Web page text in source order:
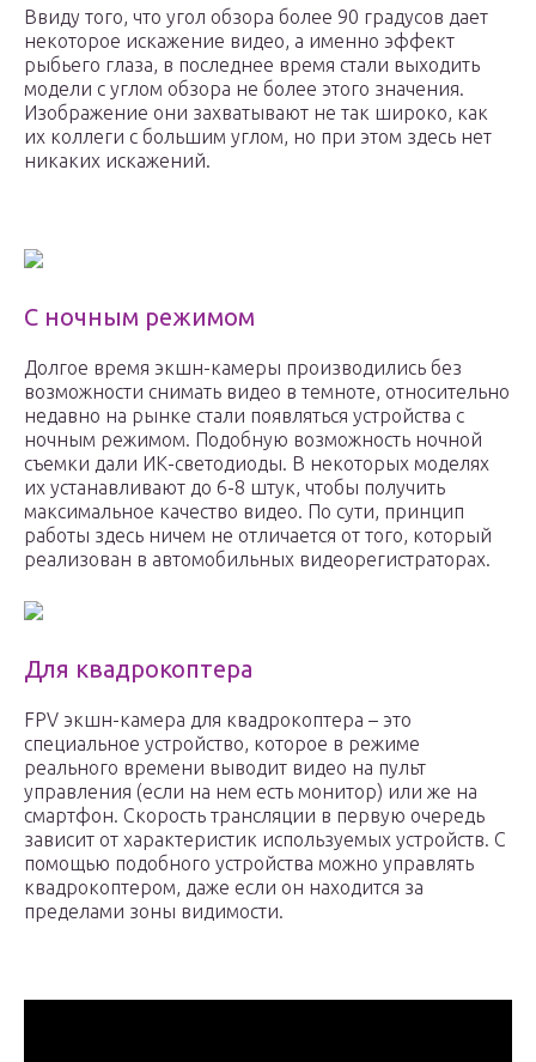
Ввиду того, что угол обзора более 90 градусов дает
некоторое искажение видео, а именно эффект
рыбьего глаза, в последнее время стали выходить
модели с углом обзора не более этого значения.
Изображение они захватывают не так широко, как
их коллеги с большим углом, но при этом здесь нет
никаких искажений.
С ночным режимом
Долгое время экшн-камеры производились без
возможности снимать видео в темноте, относительно
недавно на рынке стали появляться устройства с
ночным режимом. Подобную возможность ночной
съемки дали ИК-светодиоды. В некоторых моделях
их устанавливают до 6-8 штук, чтобы получить
максимальное качество видео. По сути, принцип
работы здесь ничем не отличается от того, который
реализован в автомобильных видеорегистраторах.
Для квадрокоптера
FPV экшн-камера для квадрокоптера – это
специальное устройство, которое в режиме
реального времени выводит видео на пульт
управления (если на нем есть монитор) или же на
смартфон. Скорость трансляции в первую очередь
зависит от характеристик используемых устройств. С
помощью подобного устройства можно управлять
квадрокоптером, даже если он находится за
пределами зоны видимости.